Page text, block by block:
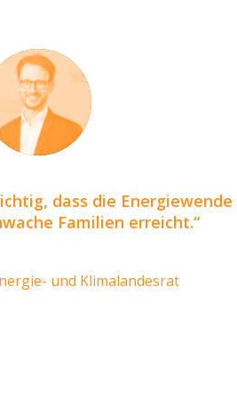
dass die Energiewende
Familien erreicht.
und Klimalandesrat